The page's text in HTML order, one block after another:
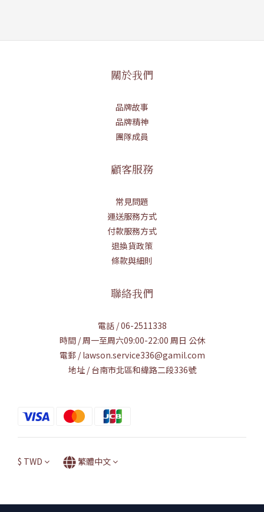
關於我們
品牌故事
品牌精神
團隊成員
顧客服務
常見問題
運送服務方式
付款服務方式
退換貨政策
條款與細則
聯絡我們
電話 / 06-2511338
時間 / 周一至周六09:00-22:00 周日 公休
電郵 / lawson.service336@gamil.com
地址 / 台南市北區和緯路二段336號
$ TWD 繁體中文